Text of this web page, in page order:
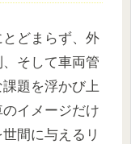
どまらず、外
そして車両管
題を浮かび上
イメージだけ
間に与えるリ